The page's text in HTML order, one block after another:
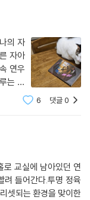
속성이 있다
의 자
자아
연우
는 큐
존재
지부
6 댓글0
로 교실에 남아있던 연
들어간다.투명 정육
셋되는 환경을 맞이한